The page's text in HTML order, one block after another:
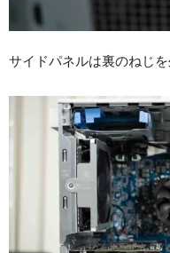
サイドパネルは裏のねじ